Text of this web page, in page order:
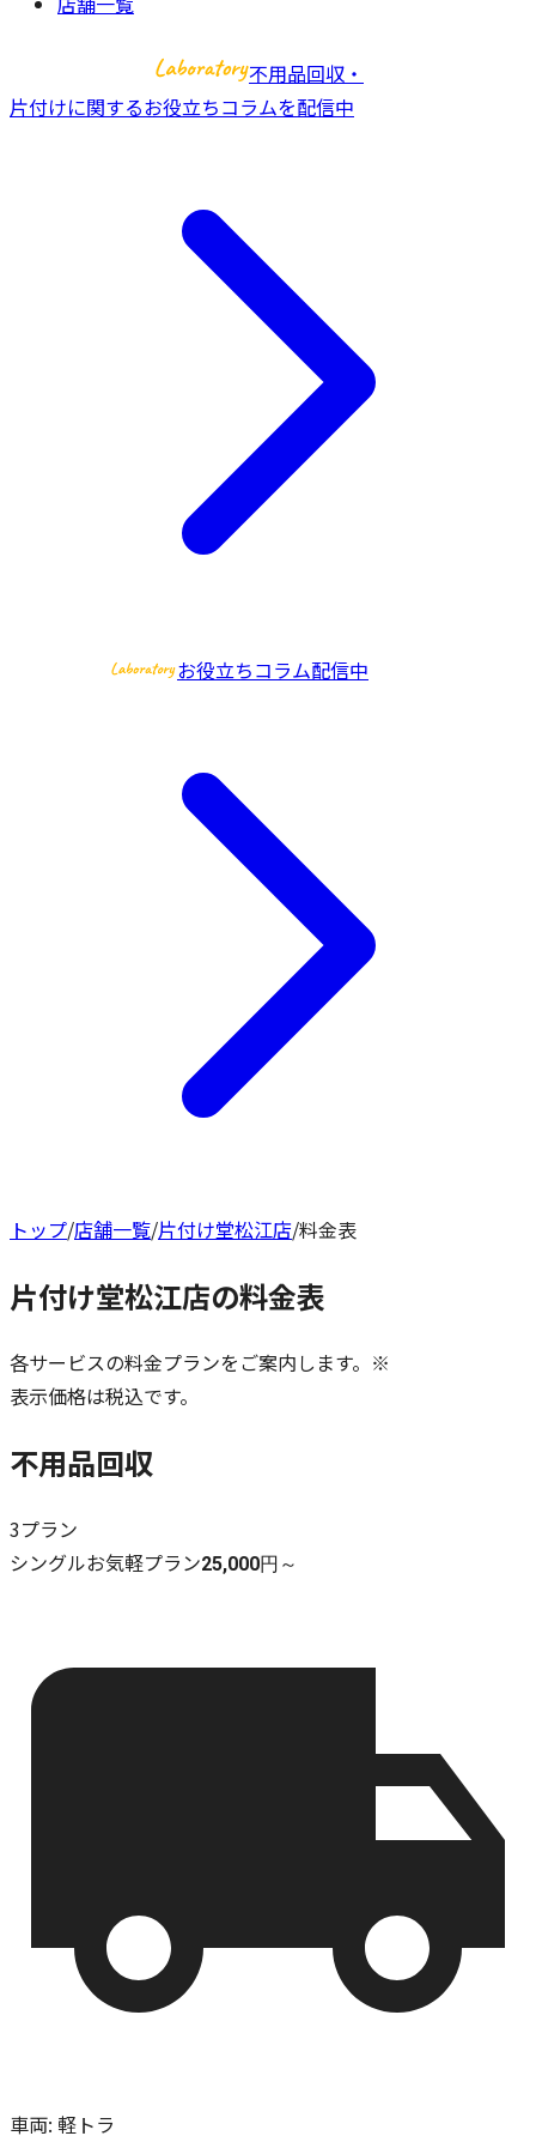
不用品回収・
片付けに関するお役立ちコラムを配信中
お役立ちコラム配信中
トップ/店舗一覧/片付け堂松江店/料金表
片付け堂松江店の料金表
各サービスの料金プランをご案内します。※
表示価格は税込です。
不用品回収
3プラン
シングルお気軽プラン25,000円～
車両: 軽トラ